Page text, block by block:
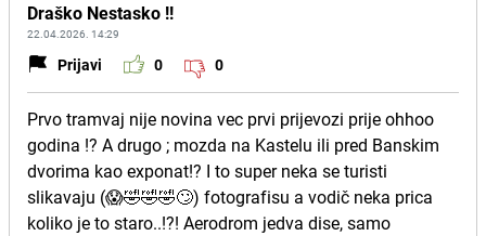
Draško Nestasko !!
22.04.2026. 14:29
Prijavi 0 0
Prvo tramvaj nije novina vec prvi prijevozi prije ohhoo
godina !? A drugo ; mozda na Kastelu ili pred Banskim
dvorima kao exponat!? I to super neka se turisti
slikavaju (😱🤣🤣🤣🙄) fotografisu a vodič neka prica
koliko je to staro..!?! Aerodrom jedva dise, samo